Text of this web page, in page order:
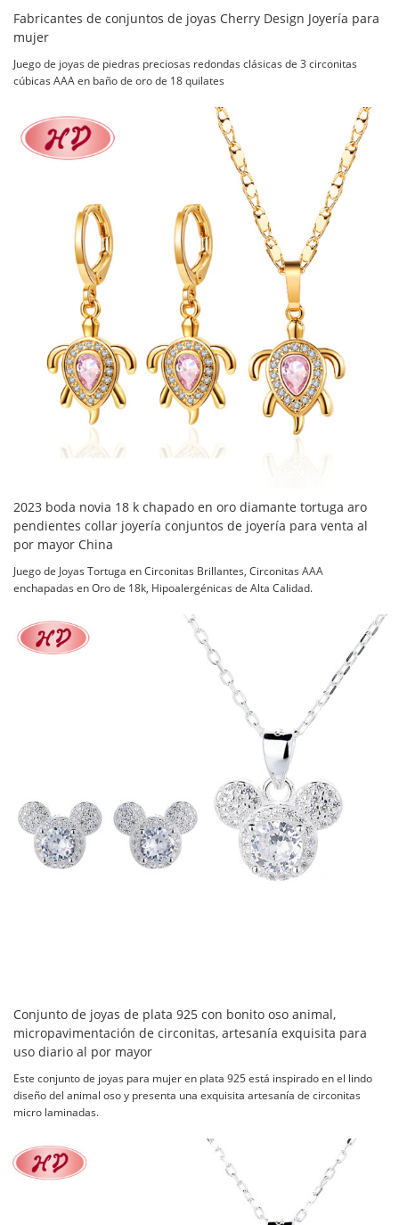
Fabricantes de conjuntos de joyas Cherry Design Joyería para
mujer
Juego de joyas de piedras preciosas redondas clásicas de 3 circonitas
cúbicas AAA en baño de oro de 18 quilates
2023 boda novia 18 k chapado en oro diamante tortuga aro
pendientes collar joyería conjuntos de joyería para venta al
por mayor China
Juego de Joyas Tortuga en Circonitas Brillantes, Circonitas AAA
enchapadas en Oro de 18k, Hipoalergénicas de Alta Calidad.
Conjunto de joyas de plata 925 con bonito oso animal,
micropavimentación de circonitas, artesanía exquisita para
uso diario al por mayor
Este conjunto de joyas para mujer en plata 925 está inspirado en el lindo
diseño del animal oso y presenta una exquisita artesanía de circonitas
micro laminadas.